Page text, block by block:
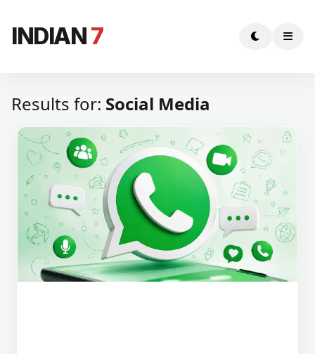
INDIAN7
Results for: Social Media